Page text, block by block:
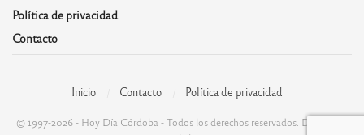
Política de privacidad
Contacto
Inicio Contacto Política de privacidad
© 1997-2026 - Hoy Día Córdoba - Todos los derechos reservados. Desarrolla: